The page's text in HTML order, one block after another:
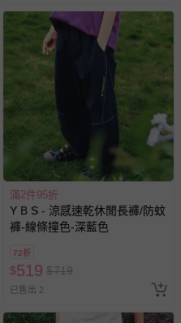
定，不適用七天鑑賞期/猶
解約時即將逾期（例如生鮮
書、姓名貼等）。
籍如經拆封、使用，則酌收整
電腦軟體（例如 DVD、CD
內容或一經提供即為完成之線
、貼身衣物、泳裝、襪子、地
滿2件95折
Y B S - 涼感速乾休閒長褲/防蚊
褲-線條撞色-深藍色
72折
$519 $719
已售出 2